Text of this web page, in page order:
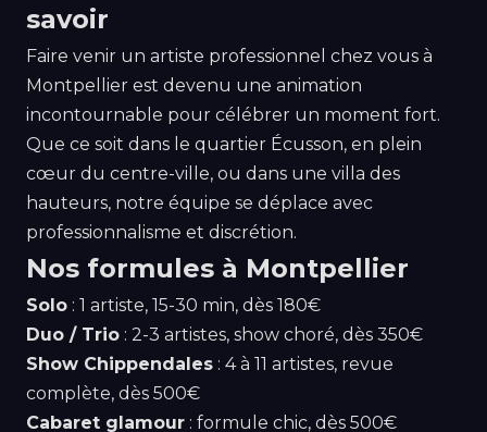
savoir
Faire venir un artiste professionnel chez vous à
Montpellier est devenu une animation
incontournable pour célébrer un moment fort.
Que ce soit dans le quartier Écusson, en plein
cœur du centre-ville, ou dans une villa des
hauteurs, notre équipe se déplace avec
professionnalisme et discrétion.
Nos formules à Montpellier
Solo : 1 artiste, 15-30 min, dès 180€
Duo / Trio : 2-3 artistes, show choré, dès 350€
Show Chippendales : 4 à 11 artistes, revue
complète, dès 500€
Cabaret glamour : formule chic, dès 500€